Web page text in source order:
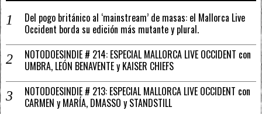
Del pogo británico al ‘mainstream’ de masas: el Mallorca Live
Occident borda su edición más mutante y plural.
NOTODOESINDIE # 214: ESPECIAL MALLORCA LIVE OCCIDENT con
UMBRA, LEÓN BENAVENTE y KAISER CHIEFS
NOTODOESINDIE # 213: ESPECIAL MALLORCA LIVE OCCIDENT con
CARMEN y MARÍA, DMASSO y STANDSTILL